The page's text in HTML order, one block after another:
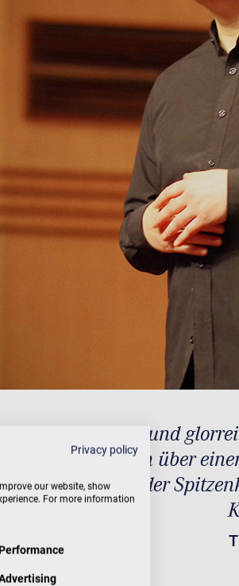
auf eine lange und
verfügen über
Instrumente der
Privacy policy
our website, show
For more information
Performance